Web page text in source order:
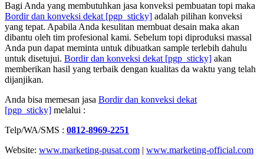
Bagi Anda yang membutuhkan jasa konveksi pembuatan topi maka
Bordir dan konveksi dekat [pgp_sticky] adalah pilihan konveksi
yang tepat. Apabila Anda kesulitan membuat desain maka akan
dibantu oleh tim profesional kami. Sebelum topi diproduksi massal
Anda pun dapat meminta untuk dibuatkan sample terlebih dahulu
untuk disetujui. Bordir dan konveksi dekat [pgp_sticky] akan
memberikan hasil yang terbaik dengan kualitas da waktu yang telah
dijanjikan.
Anda bisa memesan jasa Bordir dan konveksi dekat
[pgp_sticky] melalui :
Telp/WA/SMS : 0812-8969-2251
Website: www.marketing-pusat.com | www.marketing-official.com